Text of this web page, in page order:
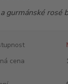
gurmánské
cena